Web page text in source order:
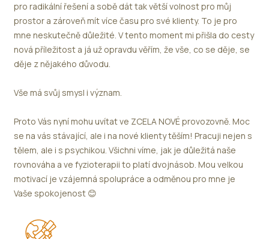
pro radikální řešení a sobě dát tak větší volnost pro můj
prostor a zároveň mít více času pro své klienty. To je pro
mne neskutečně důležité. V tento moment mi přišla do cesty
nová příležitost a já už opravdu věřím, že vše, co se děje, se
děje z nějakého důvodu.
Vše má svůj smysl i význam.
Proto Vás nyní mohu uvítat ve ZCELA NOVÉ provozovně. Moc
se na vás stávající, ale i na nové klienty těším! Pracuji nejen s
tělem, ale i s psychikou. Všichni víme, jak je důležitá naše
rovnováha a ve fyzioterapii to platí dvojnásob. Mou velkou
motivací je vzájemná spolupráce a odměnou pro mne je
Vaše spokojenost 😊